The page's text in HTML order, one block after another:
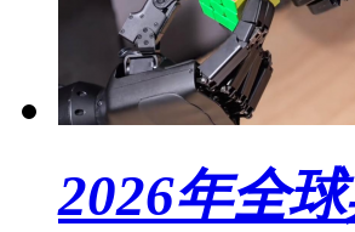
2026年全